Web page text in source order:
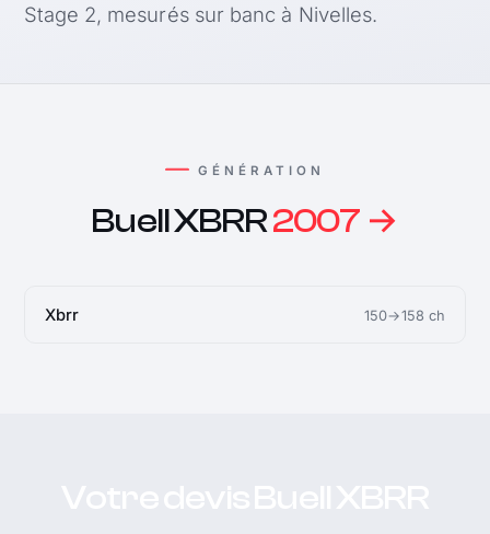
Stage 2, mesurés sur banc à Nivelles.
GÉNÉRATION
Buell XBRR2007 →
Xbrr 150→158 ch